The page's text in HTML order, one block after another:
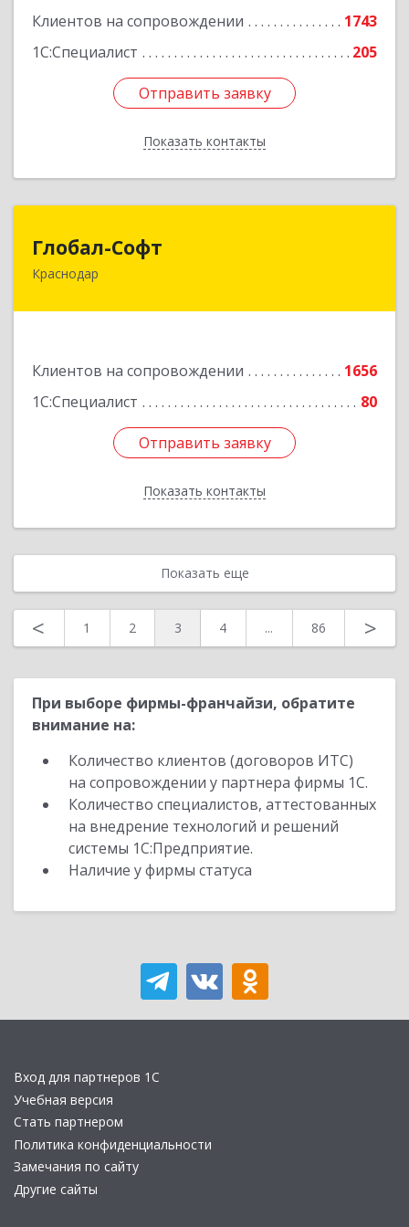
Клиентов на сопровождении
1743
1С:Специалист
205
Отправить заявку
Показать контакты
17часть, 44
Подробнее
Отправить заявку
Назад
Глобал-Софт
Краснодар
Клиентов на сопровождении
1656
1С:Специалист
80
Отправить заявку
Показать контакты
350018, Краснодарский край, Краснодар г,
Отправить заявку
Назад
Показать еще
< 1 2 3 4 ... 86 >
При выборе фирмы-франчайзи, обратите
внимание на:
Количество клиентов (договоров ИТС)
на сопровождении у партнера фирмы 1С.
Количество специалистов, аттестованных
на внедрение технологий и решений
системы 1С:Предприятие.
Наличие у фирмы статуса
Вход для партнеров 1С
Учебная версия
Стать партнером
Политика конфиденциальности
Замечания по сайту
Другие сайты